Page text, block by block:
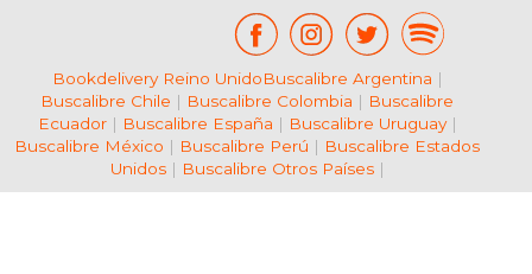
Bookdelivery Reino UnidoBuscalibre Argentina |
Buscalibre Chile | Buscalibre Colombia | Buscalibre
Ecuador| Buscalibre España | Buscalibre Uruguay|
Buscalibre México | Buscalibre Perú | Buscalibre Estados
Unidos| Buscalibre Otros Países|